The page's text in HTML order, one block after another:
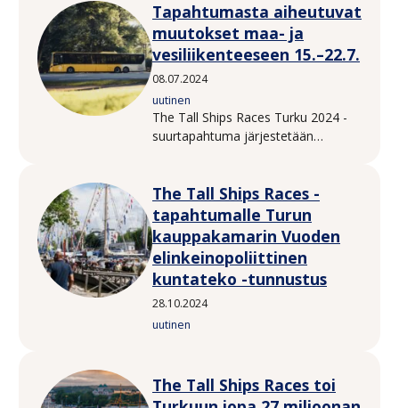
järjestävän Sail Training
Internationalin kanssa.
Tapahtumasta aiheutuvat
muutokset maa- ja
vesiliikenteeseen 15.–22.7.
08.07.2024
uutinen
The Tall Ships Races Turku 2024 -
suurtapahtuma järjestetään
odotetaan tänä aikana tuovan
Aurajoen rantakaduille satoja
tuhansia kävijöitä. Kansainvälinen
yleisötapahtuma suurine
kävijämäärineen aiheuttaa
muutoksia alueen maa- ja
vesiliikennejärjestelyihin 15.–22.7
välisenä aikana.
The Tall Ships Races -
tapahtumalle Turun
kauppakamarin Vuoden
elinkeinopoliittinen
kuntateko -tunnustus
28.10.2024
uutinen
The Tall Ships Races toi